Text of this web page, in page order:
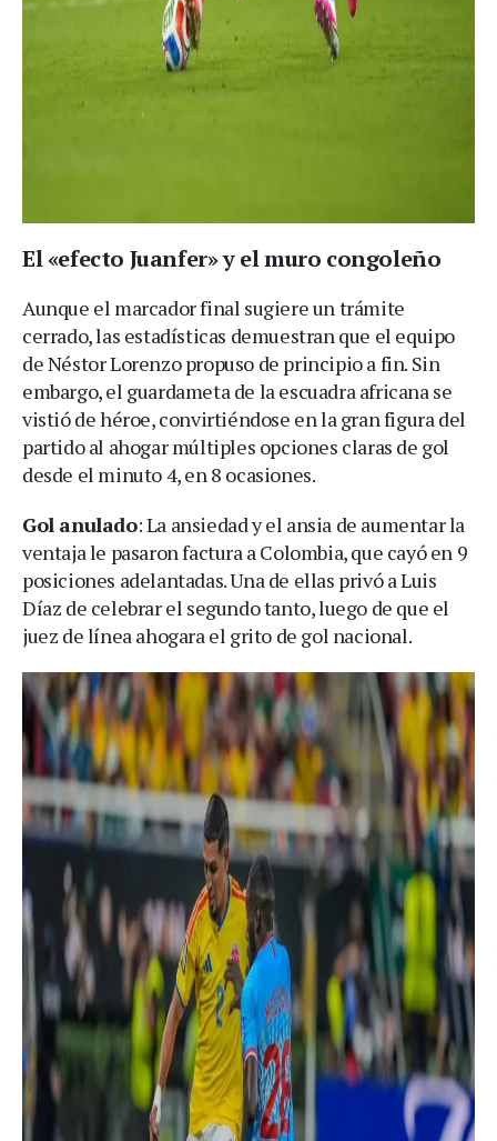
El «efecto Juanfer» y el muro congoleño
Aunque el marcador final sugiere un trámite
cerrado, las estadísticas demuestran que el equipo
de Néstor Lorenzo propuso de principio a fin. Sin
embargo, el guardameta de la escuadra africana se
vistió de héroe, convirtiéndose en la gran figura del
partido al ahogar múltiples opciones claras de gol
desde el minuto 4, en 8 ocasiones.
Gol anulado: La ansiedad y el ansia de aumentar la
ventaja le pasaron factura a Colombia, que cayó en 9
posiciones adelantadas. Una de ellas privó a Luis
Díaz de celebrar el segundo tanto, luego de que el
juez de línea ahogara el grito de gol nacional.